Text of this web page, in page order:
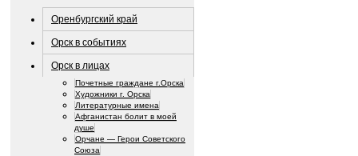
Оренбургский край
Орск в событиях
Орск в лицах
Почетные граждане г.Орска
Художники г. Орска
Литературные имена
Афганистан болит в моей
душе
Орчане — Герои Советского
Союза